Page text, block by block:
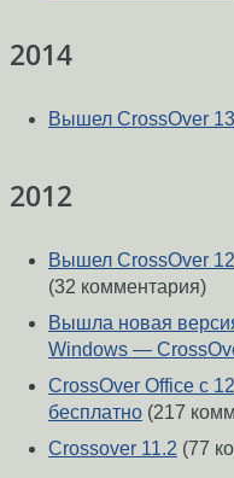
2014
Вышел CrossOver
2012
Вышел CrossOver
(32 комментария)
Вышла новая
Windows —
CrossOver Office с
бесплатно (217
Crossover 11.2 (77